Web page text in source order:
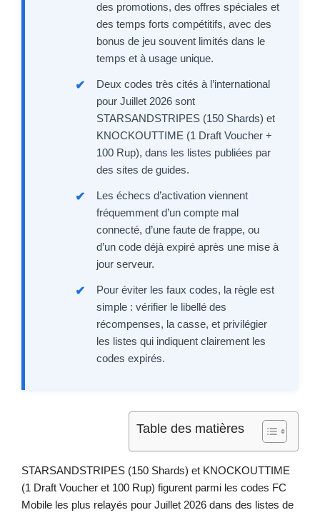
des promotions, des offres spéciales et
des temps forts compétitifs, avec des
bonus de jeu souvent limités dans le
temps et à usage unique.
Deux codes très cités à l’international
pour Juillet 2026 sont
STARSANDSTRIPES (150 Shards) et
KNOCKOUTTIME (1 Draft Voucher +
100 Rup), dans les listes publiées par
des sites de guides.
Les échecs d’activation viennent
fréquemment d’un compte mal
connecté, d’une faute de frappe, ou
d’un code déjà expiré après une mise à
jour serveur.
Pour éviter les faux codes, la règle est
simple : vérifier le libellé des
récompenses, la casse, et privilégier
les listes qui indiquent clairement les
codes expirés.
Table des matières
STARSANDSTRIPES (150 Shards) et KNOCKOUTTIME
(1 Draft Voucher et 100 Rup) figurent parmi les codes FC
Mobile les plus relayés pour Juillet 2026 dans des listes de